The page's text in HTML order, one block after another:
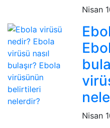
Nisan
Nisan